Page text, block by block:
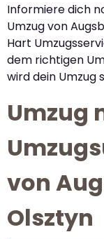
Informiere dich
Umzug von
Hart
dem richtigen
wird dein Umzug
Umzug
von
Olsztyn